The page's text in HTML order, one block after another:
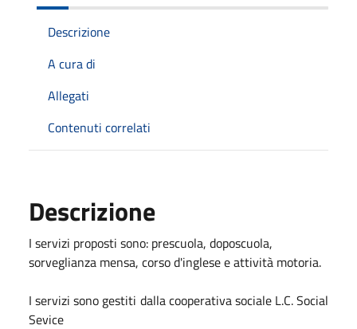
Descrizione
A cura di
Allegati
Contenuti correlati
Descrizione
I servizi proposti sono: prescuola, doposcuola,
sorveglianza mensa, corso d'inglese e attività motoria.
I servizi sono gestiti dalla cooperativa sociale L.C. Social
Sevice